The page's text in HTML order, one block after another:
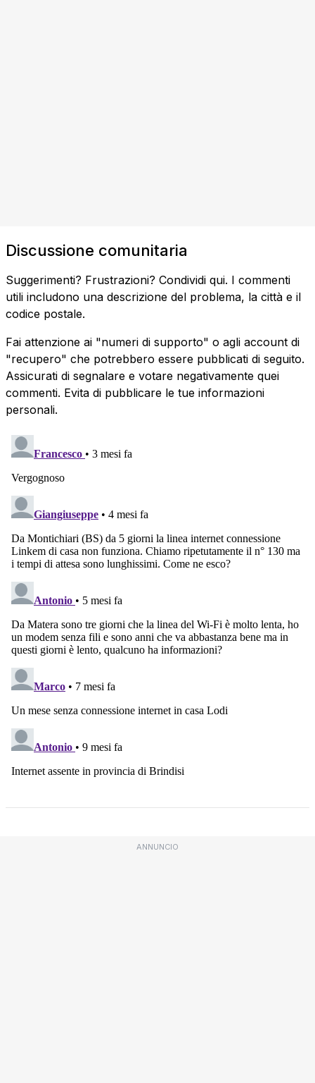
Discussione comunitaria
Suggerimenti? Frustrazioni? Condividi qui. I commenti
utili includono una descrizione del problema, la città e il
codice postale.
Fai attenzione ai "numeri di supporto" o agli account di
"recupero" che potrebbero essere pubblicati di seguito.
Assicurati di segnalare e votare negativamente quei
commenti. Evita di pubblicare le tue informazioni
personali.
ANNUNCIO